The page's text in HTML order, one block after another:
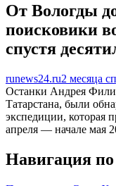
От Вологды
поисковики
спустя
runews24.ru2 месяца
Останки Андрея
Татарстана, были
экспедиции, которая
апреля — начале мая
Навигация